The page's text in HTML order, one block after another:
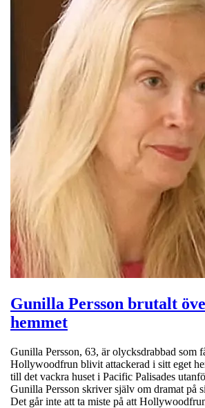
Gunilla Persson brutalt
hemmet
Gunilla Persson, 63, är olycksdrabbad som
Hollywoodfrun blivit attackerad i sitt eget
till det vackra huset i Pacific Palisades
Gunilla Persson skriver själv om dramat på
Det går inte att ta miste på att